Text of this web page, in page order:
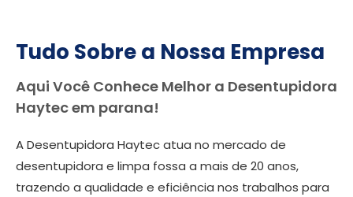
Tudo Sobre a Nossa Empresa
Aqui Você Conhece Melhor a Desentupidora
Haytec em parana!
A Desentupidora Haytec atua no mercado de
desentupidora e limpa fossa a mais de 20 anos,
trazendo a qualidade e eficiência nos trabalhos para